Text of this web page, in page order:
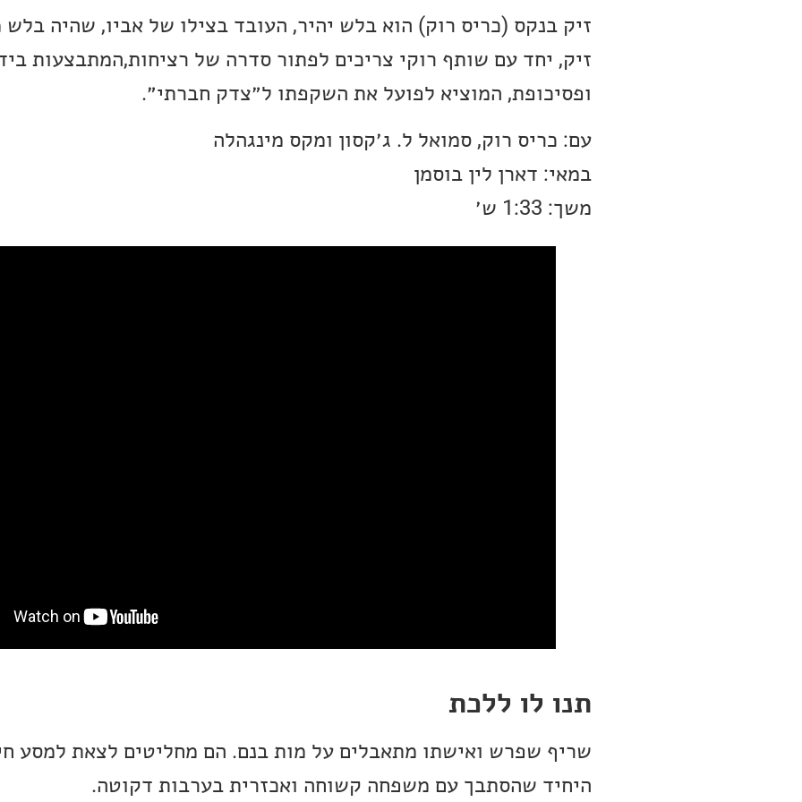
זיק בנקס (כריס רוק) הוא בלש יהיר, העובד בצילו של אביו, שהיה
זיק, יחד עם שותף רוקי צריכים לפתור סדרה של רציחות,המתבצעות
ופסיכופת, המוציא לפועל את השקפתו ל״צדק חברתי״.
עם: כריס רוק, סמואל ל. ג׳קסון ומקס מינגהלה
במאי: דארן לין בוסמן
משך: 1:33 ש׳
תנו לו ללכת
שריף שפרש ואישתו מתאבלים על מות בנם. הם מחליטים לצאת למסע
היחיד שהסתבך עם משפחה קשוחה ואכזרית בערבות דקוטה.